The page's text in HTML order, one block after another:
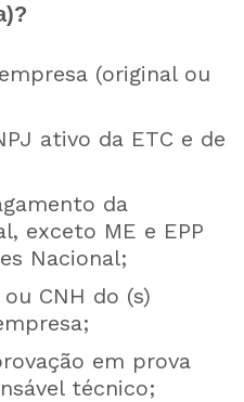
(original ou
ativo da ETC e de
da
exceto ME e EPP
Nacional;
CNH do (s)
em prova
técnico;